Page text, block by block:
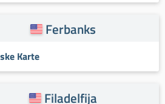
Ferbanks
Karte
Filadelfija